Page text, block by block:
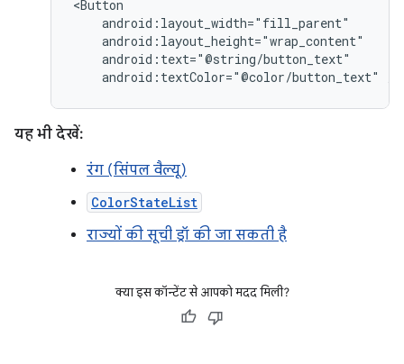
android:textColor="@color/button_text"
यह भी देखें:
रंग (सिंपल वैल्यू)
ColorStateList
राज्यों की सूची ड्रॉ की जा सकती है
क्या इस कॉन्टेंट से आपको मदद मिली?